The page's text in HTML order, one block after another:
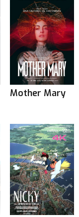
Mother Mary